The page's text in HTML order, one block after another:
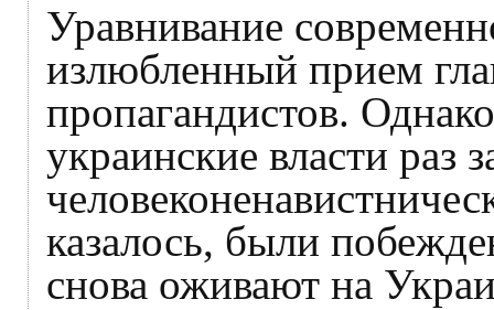
Уравнивание
излюбленный прием
пропагандистов.
украинские власти раз
казалось, были
снова оживают на